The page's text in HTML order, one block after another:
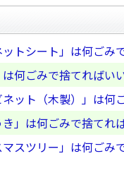
ットシート」は何ごみ
は何ごみで捨てればい
ネット（木製）」は何
き」は何ごみで捨てれ
マスツリー」は何ごみ